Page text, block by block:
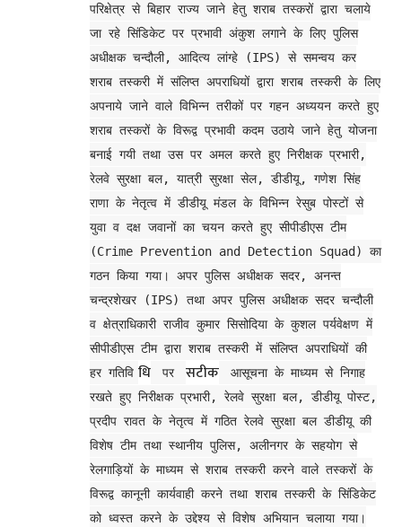
परिक्षेत्र से बिहार राज्य जाने हेतु शराब तस्करों द्वारा चलाये
जा रहे सिंडिकेट पर प्रभावी अंकुश लगाने के लिए पुलिस
अधीक्षक चन्दौली, आदित्य लांग्हे (IPS) से समन्वय कर
शराब तस्करी में संलिप्त अपराधियों द्वारा शराब तस्करी के लिए
अपनाये जाने वाले विभिन्न तरीकों पर गहन अध्ययन करते हुए
शराब तस्करों के विरूद्व प्रभावी कदम उठाये जाने हेतु योजना
बनाई गयी तथा उस पर अमल करते हुए निरीक्षक प्रभारी,
रेलवे सुरक्षा बल, यात्री सुरक्षा सेल, डीडीयू, गणेश सिंह
राणा के नेतृत्व में डीडीयू मंडल के विभिन्न रेसुब पोस्टों से
युवा व दक्ष जवानों का चयन करते हुए सीपीडीएस टीम
(Crime Prevention and Detection Squad) का
गठन किया गया। अपर पुलिस अधीक्षक सदर, अनन्त
चन्द्रशेखर (IPS) तथा अपर पुलिस अधीक्षक सदर चन्दौली
व क्षेत्राधिकारी राजीव कुमार सिसोदिया के कुशल पर्यवेक्षण में
सीपीडीएस टीम द्वारा शराब तस्करी में संलिप्त अपराधियों की
हर गतिवि धि पर सटीक
आसूचना के माध्यम से निगाह
रखते हुए निरीक्षक प्रभारी, रेलवे सुरक्षा बल, डीडीयू पोस्ट,
प्रदीप रावत के नेतृत्व में गठित रेलवे सुरक्षा बल डीडीयू की
विशेष टीम तथा स्थानीय पुलिस, अलीनगर के सहयोग से
रेलगाड़ियों के माध्यम से शराब तस्करी करने वाले तस्करों के
विरूद्व कानूनी कार्यवाही करने तथा शराब तस्करी के सिंडिकेट
को ध्वस्त करने के उद्देश्य से विशेष अभियान चलाया गया।